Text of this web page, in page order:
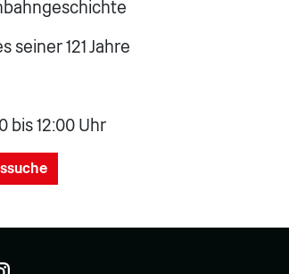
seiner 121 Jahre
bis 12:00 Uhr